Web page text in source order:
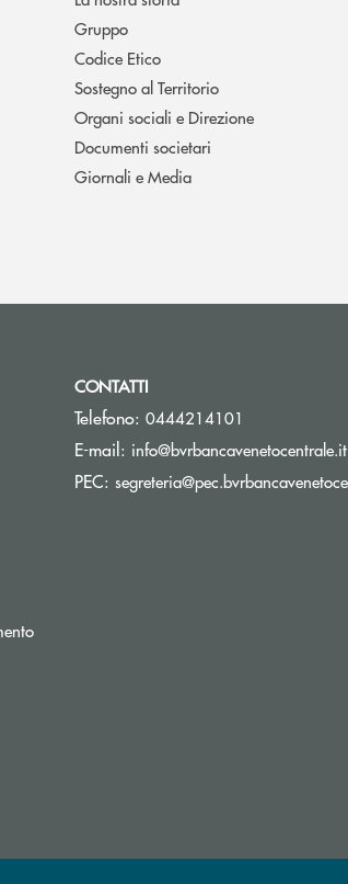
Gruppo
Codice Etico
Sostegno al Territorio
Organi sociali e Direzione
Documenti societari
Giornali e Media
nuova finestra
Apre una nuova finestra
CONTATTI
Telefono: 0444214101
E-mail: info@bvrbancavenetocentrale.it
PEC: